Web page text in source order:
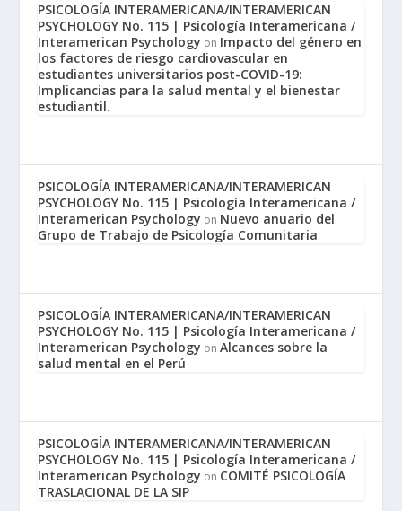
PSICOLOGÍA INTERAMERICANA/INTERAMERICAN
PSYCHOLOGY No. 115 | Psicología Interamericana /
Interamerican Psychology on Impacto del género en
los factores de riesgo cardiovascular en
estudiantes universitarios post-COVID-19:
Implicancias para la salud mental y el bienestar
estudiantil.
PSICOLOGÍA INTERAMERICANA/INTERAMERICAN
PSYCHOLOGY No. 115 | Psicología Interamericana /
Interamerican Psychology on Nuevo anuario del
Grupo de Trabajo de Psicología Comunitaria
PSICOLOGÍA INTERAMERICANA/INTERAMERICAN
PSYCHOLOGY No. 115 | Psicología Interamericana /
Interamerican Psychology onAlcances sobre la
salud mental en el Perú
PSICOLOGÍA INTERAMERICANA/INTERAMERICAN
PSYCHOLOGY No. 115 | Psicología Interamericana /
Interamerican Psychology on COMITÉ PSICOLOGÍA
TRASLACIONAL DE LA SIP